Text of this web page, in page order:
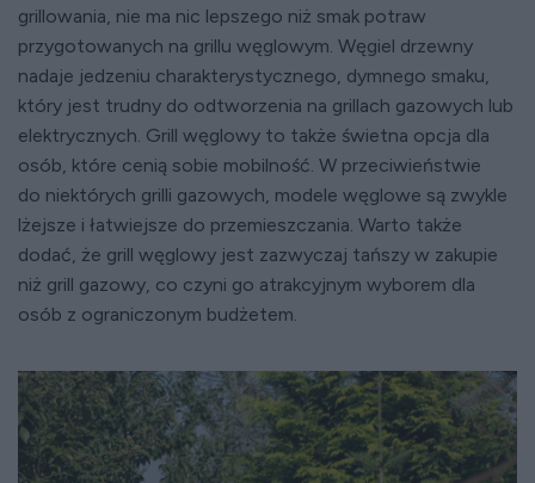
grillowania, nie ma nic lepszego niż smak potraw
przygotowanych na grillu węglowym. Węgiel drzewny
nadaje jedzeniu charakterystycznego, dymnego smaku,
który jest trudny do odtworzenia na grillach gazowych lub
elektrycznych. Grill węglowy to także świetna opcja dla
osób, które cenią sobie mobilność. W przeciwieństwie
do niektórych grilli gazowych, modele węglowe są zwykle
lżejsze i łatwiejsze do przemieszczania. Warto także
dodać, że grill węglowy jest zazwyczaj tańszy w zakupie
niż grill gazowy, co czyni go atrakcyjnym wyborem dla
osób z ograniczonym budżetem.